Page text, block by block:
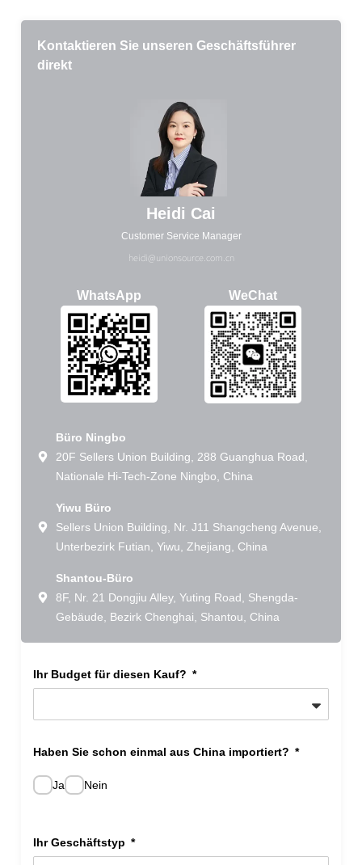
Kontaktieren Sie unseren Geschäftsführer
direkt
Heidi Cai
Customer Service Manager
heidi@unionsource.com.cn
WhatsApp WeChat
Büro Ningbo
20F Sellers Union Building, 288 Guanghua Road,
Nationale Hi-Tech-Zone Ningbo, China
Yiwu Büro
Sellers Union Building, Nr. J11 Shangcheng Avenue,
Unterbezirk Futian, Yiwu, Zhejiang, China
Shantou-Büro
8F, Nr. 21 Dongjiu Alley, Yuting Road, Shengda-
Gebäude, Bezirk Chenghai, Shantou, China
Ihr Budget für diesen Kauf?
Haben Sie schon einmal aus China importiert?
Ja Nein
Ihr Geschäftstyp